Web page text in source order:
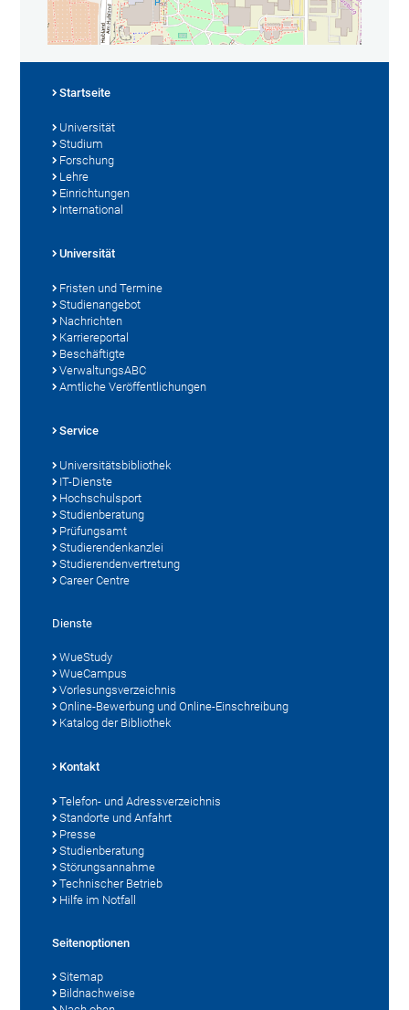
Startseite
Universität
Studium
Forschung
Lehre
Einrichtungen
International
Universität
Fristen und Termine
Studienangebot
Nachrichten
Karriereportal
Beschäftigte
VerwaltungsABC
Amtliche Veröffentlichungen
Service
Universitätsbibliothek
IT-Dienste
Hochschulsport
Studienberatung
Prüfungsamt
Studierendenkanzlei
Studierendenvertretung
Career Centre
Dienste
WueStudy
WueCampus
Vorlesungsverzeichnis
Online-Bewerbung und Online-Einschreibung
Katalog der Bibliothek
Kontakt
Telefon- und Adressverzeichnis
Standorte und Anfahrt
Presse
Studienberatung
Störungsannahme
Technischer Betrieb
Hilfe im Notfall
Seitenoptionen
Sitemap
Bildnachweise